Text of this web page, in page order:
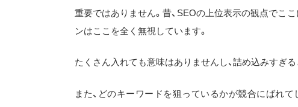
重要ではありません。昔、SEOの上位表示の観点でこ
ンはここを全く無視しています。
たくさん入れても意味はありませんし、詰め込みすぎ
また、どのキーワードを狙っているかが競合にばれ